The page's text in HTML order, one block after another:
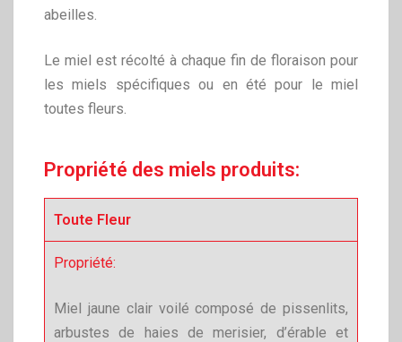
abeilles.
Le miel est récolté à chaque fin de floraison pour
les miels spécifiques ou en été pour le miel
toutes fleurs.
Propriété des miels produits:
Toute Fleur
Propriété:
Miel jaune clair voilé composé de pissenlits,
arbustes de haies de merisier, d’érable et